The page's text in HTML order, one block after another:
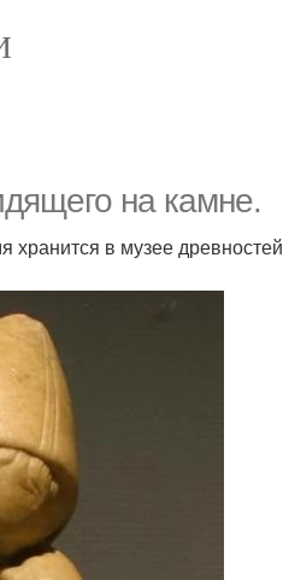
на камне.
хранится в музее древностей